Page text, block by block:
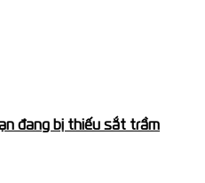
đang bị thiếu sắt trầm